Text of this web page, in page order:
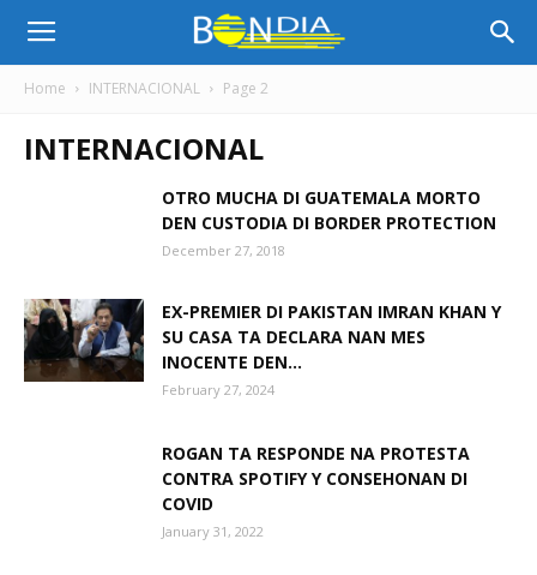
Bon
Dia
Home INTERNACIONAL Page 2
INTERNACIONAL
OTRO MUCHA DI GUATEMALA MORTO
DEN CUSTODIA DI BORDER PROTECTION
December 27, 2018
EX-PREMIER DI PAKISTAN IMRAN KHAN Y
SU CASA TA DECLARA NAN MES
INOCENTE DEN...
February 27, 2024
ROGAN TA RESPONDE NA PROTESTA
CONTRA SPOTIFY Y CONSEHONAN DI
COVID
January 31, 2022